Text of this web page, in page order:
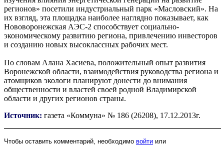
регионов» посетили индустриальный парк «Масловский». На
их взгляд, эта площадка наиболее наглядно показывает, как
Нововоронежская АЭС-2 способствует социально-
экономическому развитию региона, привлечению инвесторов
и созданию новых высоклассных рабочих мест.
По словам Алана Хасиева, положительный опыт развития
Воронежской области, взаимодействия руководства региона и
атомщиков экологи планируют донести до внимания
общественности и властей своей родной Владимирской
области и других регионов страны.
Источник: газета «Коммуна» № 186 (26208), 17.12.2013г.
Чтобы оставить комментарий, необходимо войти или